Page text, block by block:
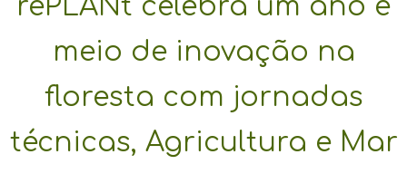
rePLANt celebra um ano e
meio de inovação na
floresta com jornadas
técnicas, Agricultura e Mar